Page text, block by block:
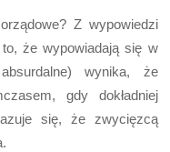
Z wypowiedzi
że wypowiadają się w
wynika, że
gdy dokładniej
się, że zwycięzcą